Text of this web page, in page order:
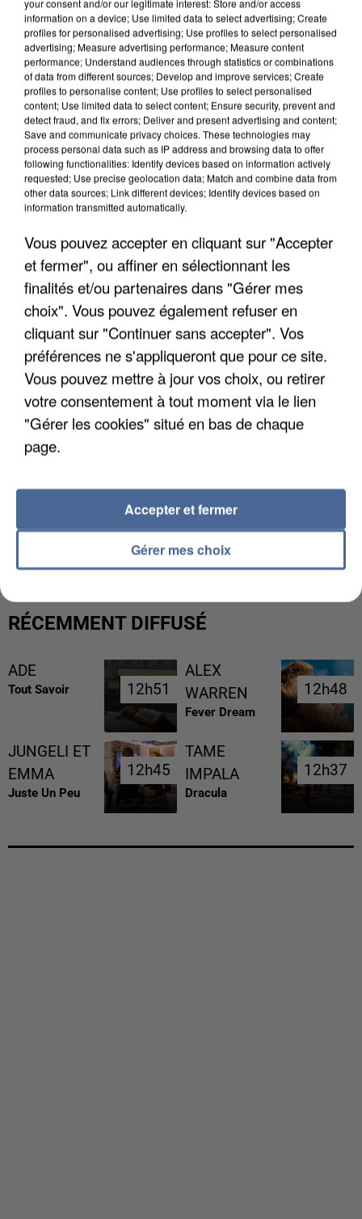
APRÈS TOUTES CES CANICULES, LES REFUGES
L’UN DES FONDATEURS SUPPOSÉS DE LA DZ
MAFIA INTERPELLÉ EN ALGÉRIE
RÉCEMMENT DIFFUSÉ
ADE
Tout Savoir 12h51
12h51
ALEX
WARREN
Fever Dream
12h48
12h48
JUNGELI ET
EMMA
Juste Un Peu
12h45
12h45
TAME
IMPALA
Dracula
12h37
12h37
your consent and/or our legitimate interest: Store and/or access
information on a device; Use limited data to select advertising; Create
profiles for personalised advertising; Use profiles to select personalised
advertising; Measure advertising performance; Measure content
performance; Understand audiences through statistics or combinations
of data from different sources; Develop and improve services; Create
profiles to personalise content; Use profiles to select personalised
content; Use limited data to select content; Ensure security, prevent and
detect fraud, and fix errors; Deliver and present advertising and content;
Save and communicate privacy choices. These technologies may
process personal data such as IP address and browsing data to offer
following functionalities: Identify devices based on information actively
requested; Use precise geolocation data; Match and combine data from
other data sources; Link different devices; Identify devices based on
information transmitted automatically.
Vous pouvez accepter en cliquant sur "Accepter
et fermer", ou affiner en sélectionnant les
finalités et/ou partenaires dans "Gérer mes
choix". Vous pouvez également refuser en
cliquant sur "Continuer sans accepter". Vos
préférences ne s'appliqueront que pour ce site.
Vous pouvez mettre à jour vos choix, ou retirer
votre consentement à tout moment via le lien
"Gérer les cookies" situé en bas de chaque
page.
Gérer mes choix
Accepter et fermer